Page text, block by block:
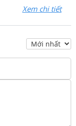
Xem chi tiết